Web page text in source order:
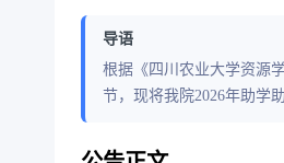
导语
根据《四川农业大学资源
节，现将我院2026年助学